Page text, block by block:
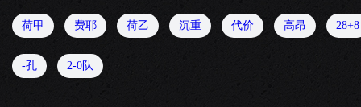
荷甲 费耶 荷乙 沉重 代价 高昂 28+8
-孔 2-0队